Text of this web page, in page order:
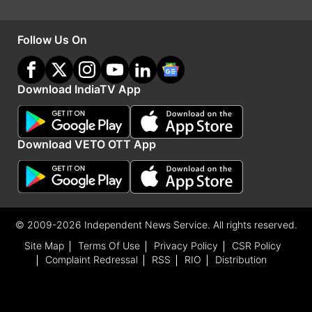
Follow Us On
Download IndiaTV App
Download VETO OTT App
© 2009-2026 Independent News Service. All rights reserved.
Site Map
Terms Of Use Privacy Policy
CSR Policy
Complaint Redressal
RSS RIO Distribution